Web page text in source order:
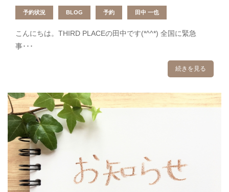
予約状況 BLOG 予約 田中 一也
こんにちは。THIRD PLACEの田中です(*^^*) 全国に緊急
事･･･
続きを見る